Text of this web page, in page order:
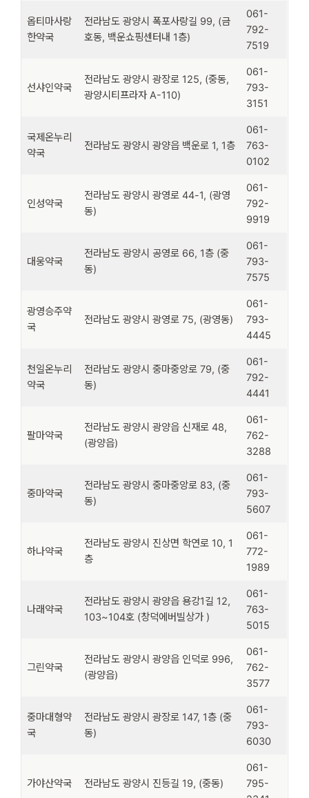
옵티마사랑
한약국
전라남도 광양시 폭포사랑길 99, (금
호동, 백운쇼핑센터내 1층)
061-
792-
7519
선샤인약국
전라남도 광양시 광장로 125, (중동,
광양시티프라자 A-110)
061-
793-
3151
국제온누리
약국
전라남도 광양시 광양읍 백운로 1, 1층
061-
763-
0102
인성약국
전라남도 광양시 광영로 44-1, (광영
동)
061-
792-
9919
대웅약국
전라남도 광양시 공영로 66, 1층 (중
동)
061-
793-
7575
광영승주약
국
전라남도 광양시 광영로 75, (광영동)
061-
793-
4445
천일온누리
약국
전라남도 광양시 중마중앙로 79, (중
동)
061-
792-
4441
팔마약국
전라남도 광양시 광양읍 신재로 48,
(광양읍)
061-
762-
3288
중마약국
전라남도 광양시 중마중앙로 83, (중
동)
061-
793-
5607
하나약국
전라남도 광양시 진상면 학연로 10, 1
층
061-
772-
1989
나래약국
전라남도 광양시 광양읍 용강1길 12,
103~104호 (창덕에버빌상가 )
061-
763-
5015
그린약국
전라남도 광양시 광양읍 인덕로 996,
(광양읍)
061-
762-
3577
중마대형약
국
전라남도 광양시 광장로 147, 1층 (중
동)
061-
793-
6030
가야산약국 전라남도 광양시 진등길 19, (중동)
061-
795-